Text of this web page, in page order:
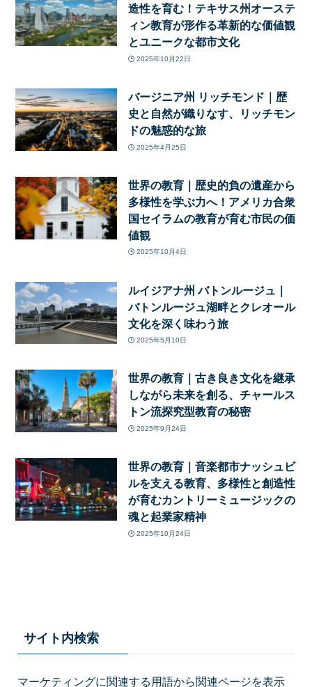
造性を育む！テキサス州オーステ
ィン教育が形作る革新的な価値観
とユニークな都市文化
2025年10月22日
バージニア州 リッチモンド｜歴
史と自然が織りなす、リッチモン
ドの魅惑的な旅
2025年4月25日
世界の教育｜歴史的負の遺産から
多様性を学ぶ力へ！アメリカ合衆
国セイラムの教育が育む市民の価
値観
2025年10月4日
ルイジアナ州 バトンルージュ｜
バトンルージュ湖畔とクレオール
文化を深く味わう旅
2025年5月10日
世界の教育｜古き良き文化を継承
しながら未来を創る、チャールス
トン流探究型教育の秘密
2025年9月24日
世界の教育｜音楽都市ナッシュビ
ルを支える教育、多様性と創造性
が育むカントリーミュージックの
魂と起業家精神
2025年10月24日
サイト内検索
マーケティングに関連する用語から関連ページを表示